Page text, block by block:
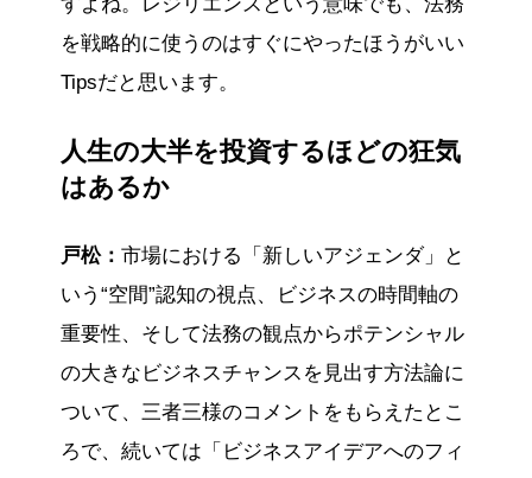
すよね。レジリエンスという意味でも、法務
を戦略的に使うのはすぐにやったほうがいい
Tipsだと思います。
人生の大半を投資するほどの狂気
はあるか
戸松： 市場における「新しいアジェンダ」と
いう“空間”認知の視点、ビジネスの時間軸の
重要性、そして法務の観点からポテンシャル
の大きなビジネスチャンスを見出す方法論に
ついて、三者三様のコメントをもらえたとこ
ろで、続いては「ビジネスアイデアへのフィ